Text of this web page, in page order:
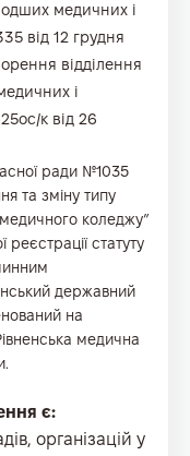
медичних і
від 12 грудня
відділення
і
к від 26
ради №1035
та зміну типу
коледжу”
реєстрації статуту
державний
на
медична
є:
організацій у